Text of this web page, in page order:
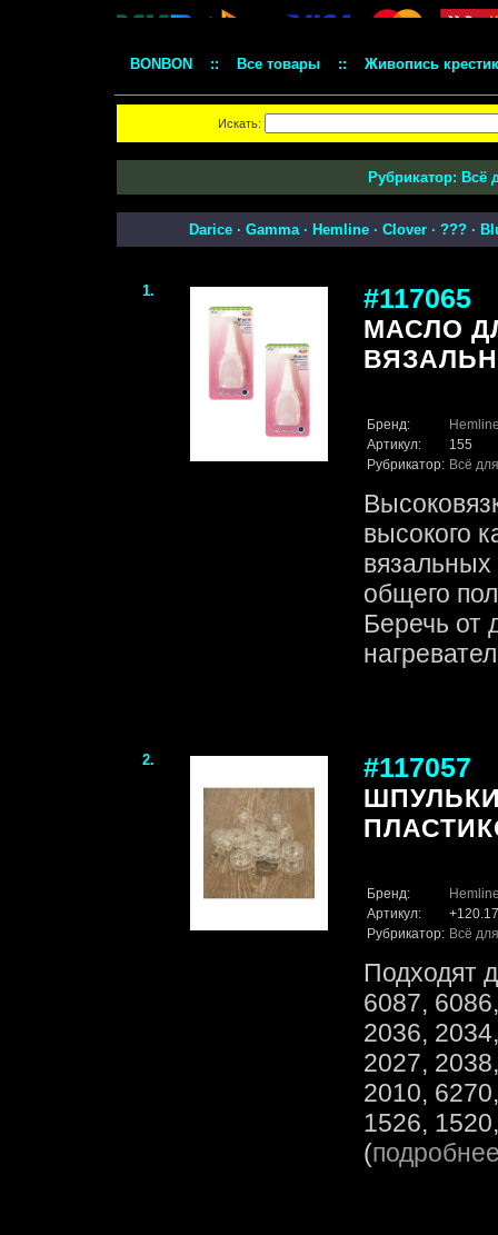
BONBON :: Все товары :: Живопись
Искать:
Рубрикатор: Всё
Darice· Gamma· Hemline· Clover· ???·
1. #117065
МАСЛО
Бренд:
Артикул:
155
Рубрикатор: Всё
высокого
общего
Беречь от
2. #117057
Бренд:
Артикул:
+120.17
Рубрикатор: Всё
Подходят
6087,
2036,
2027,
2010,
1526,
(